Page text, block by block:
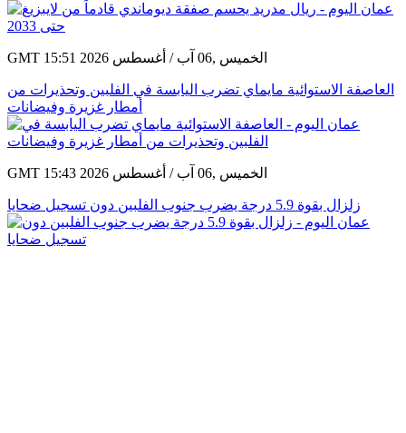
GMT 15:51 2026 الخميس ,06 آب / أغسطس
العاصفة الاستوائية مايماي تضرب اليابسة في الفلبين وتحذيرات من
أمطار غزيرة وفيضانات
GMT 15:43 2026 الخميس ,06 آب / أغسطس
زلزال بقوة 5.9 درجة يضرب جنوب الفلبين دون تسجيل ضحايا